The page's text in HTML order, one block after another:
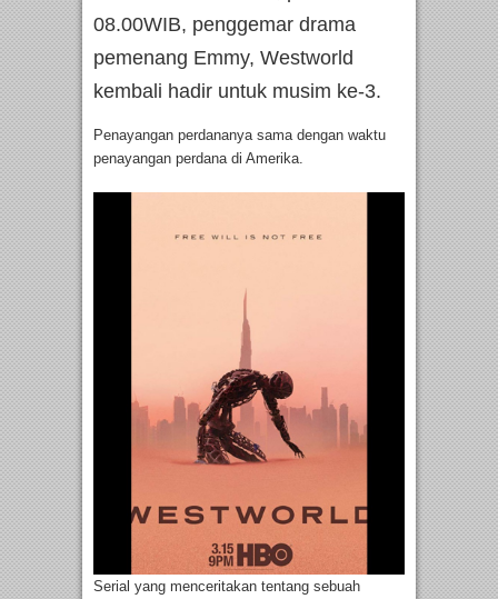
08.00WIB, penggemar drama
pemenang Emmy, Westworld
kembali hadir untuk musim ke-3.
Penayangan perdananya sama dengan waktu
penayangan perdana di Amerika.
Serial yang menceritakan tentang sebuah